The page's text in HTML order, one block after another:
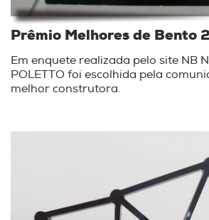
Prêmio Melhores de Bento
Em enquete realizada pelo site NB
POLETTO foi escolhida pela
melhor construtora.